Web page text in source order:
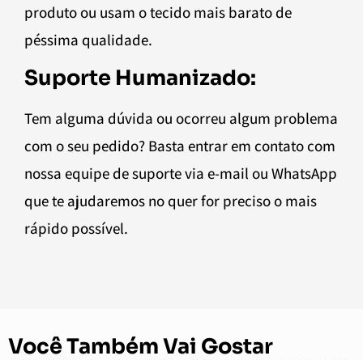
produto ou usam o tecido mais barato de
péssima qualidade.
Suporte Humanizado:
Tem alguma dúvida ou ocorreu algum problema
com o seu pedido? Basta entrar em contato com
nossa equipe de suporte via e-mail ou WhatsApp
que te ajudaremos no quer for preciso o mais
rápido possível.
Você Também Vai Gostar